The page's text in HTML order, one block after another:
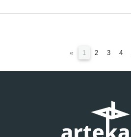
« 1 (current)
2 3 4